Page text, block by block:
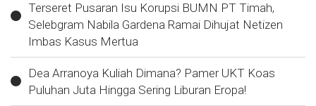
Terseret Pusaran Isu Korupsi BUMN PT Timah,
Selebgram Nabila Gardena Ramai Dihujat Netizen
Imbas Kasus Mertua
Dea Arranoya Kuliah Dimana? Pamer UKT Koas
Puluhan Juta Hingga Sering Liburan Eropa!